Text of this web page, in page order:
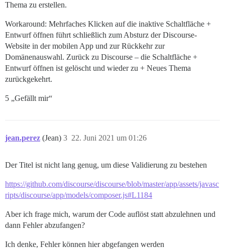
Thema zu erstellen.
Workaround: Mehrfaches Klicken auf die inaktive Schaltfläche +
Entwurf öffnen führt schließlich zum Absturz der Discourse-
Website in der mobilen App und zur Rückkehr zur
Domänenauswahl. Zurück zu Discourse – die Schaltfläche +
Entwurf öffnen ist gelöscht und wieder zu + Neues Thema
zurückgekehrt.
5 „Gefällt mir“
jean.perez (Jean) 22. Juni 2021 um 01:26
3
Der Titel ist nicht lang genug, um diese Validierung zu bestehen
https://github.com/discourse/discourse/blob/master/app/assets/javasc
ripts/discourse/app/models/composer.js#L1184
Aber ich frage mich, warum der Code auflöst statt abzulehnen und
dann Fehler abzufangen?
Ich denke, Fehler können hier abgefangen werden